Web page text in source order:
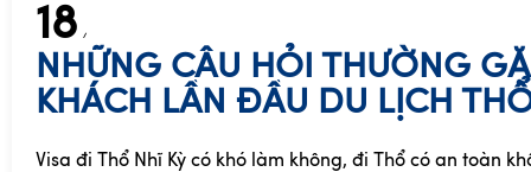
18
NHỮNG CÂU HỎI THƯỜNG
KHÁCH LẦN ĐẦU DU LỊCH
Visa đi Thổ Nhĩ Kỳ có khó làm không, đi Thổ có an toàn